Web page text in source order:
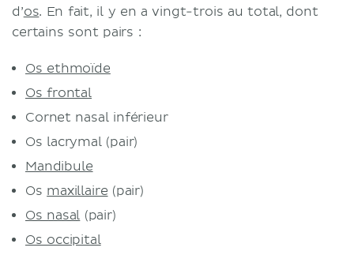
d’os. En fait, il y en a vingt-trois au total, dont
certains sont pairs :
Os ethmoïde
Os frontal
Cornet nasal inférieur
Os lacrymal (pair)
Mandibule
Os maxillaire (pair)
Os nasal (pair)
Os occipital